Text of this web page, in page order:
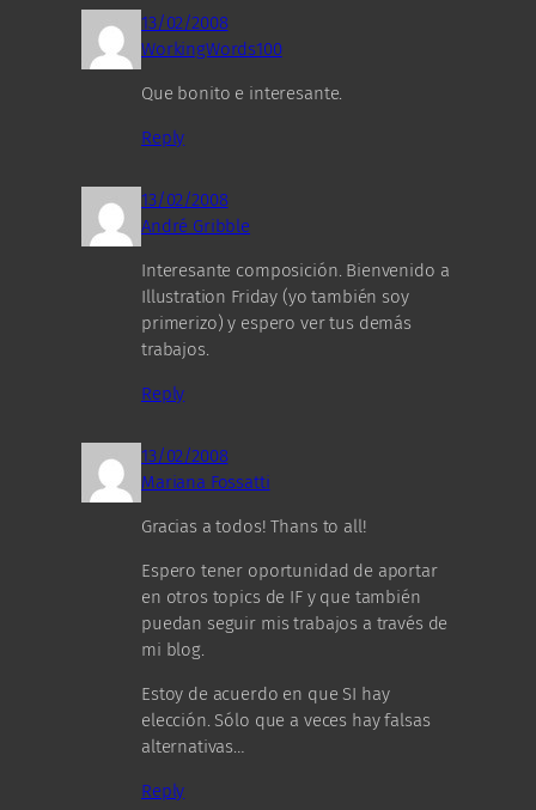
13/02/2008
WorkingWords100
Que bonito e interesante.
Reply
13/02/2008
André Gribble
Interesante composición. Bienvenido a
Illustration Friday (yo también soy
primerizo) y espero ver tus demás
trabajos.
Reply
13/02/2008
Mariana Fossatti
Gracias a todos! Thans to all!
Espero tener oportunidad de aportar
en otros topics de IF y que también
puedan seguir mis trabajos a través de
mi blog.
Estoy de acuerdo en que SI hay
elección. Sólo que a veces hay falsas
alternativas…
Reply